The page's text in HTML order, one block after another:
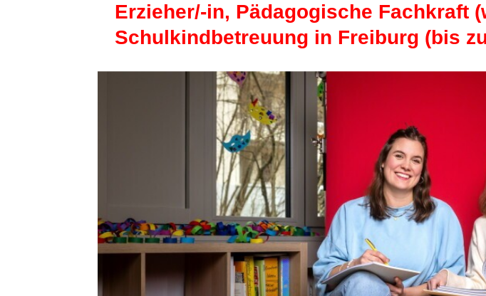
Erzieher/-in, Pädagogische Fachkraft
Schulkindbetreuung in Freiburg (bis